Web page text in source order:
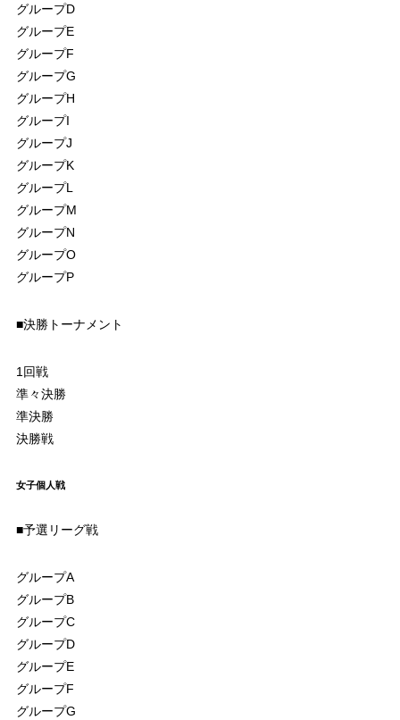
グループD
グループE
グループF
グループG
グループH
グループI
グループJ
グループK
グループL
グループM
グループN
グループO
グループP
■決勝トーナメント
1回戦
準々決勝
準決勝
決勝戦
女子個人戦
■予選リーグ戦
グループA
グループB
グループC
グループD
グループE
グループF
グループG